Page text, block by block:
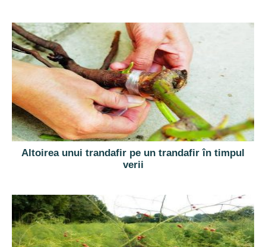
Altoirea unui trandafir pe un trandafir în timpul
verii